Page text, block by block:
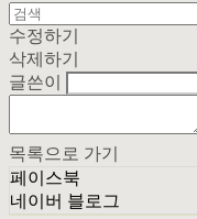
수정하기
삭제하기
글쓴이
목록으로 가기
페이스북
네이버 블로그